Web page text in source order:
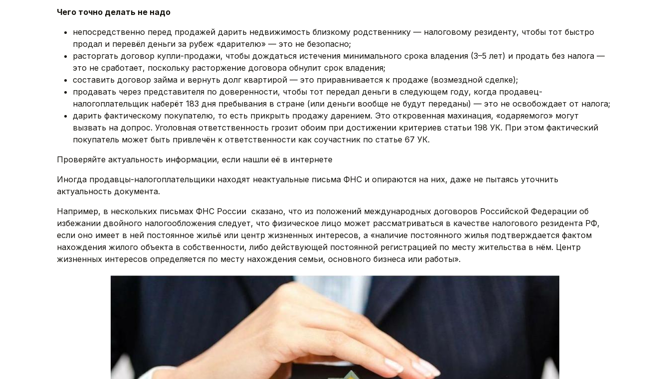
Чего точно делать не надо
непосредственно перед продажей дарить недвижимость близкому родственнику — налоговому резиденту, чтобы тот быстро
продал и перевёл деньги за рубеж «дарителю» — это не безопасно;
расторгать договор купли-продажи, чтобы дождаться истечения минимального срока владения (3–5 лет) и продать без налога —
это не сработает, поскольку расторжение договора обнулит срок владения;
составить договор займа и вернуть долг квартирой — это приравнивается к продаже (возмездной сделке);
продавать через представителя по доверенности, чтобы тот передал деньги в следующем году, когда продавец-
налогоплательщик наберёт 183 дня пребывания в стране (или деньги вообще не будут переданы) — это не освобождает от налога;
дарить фактическому покупателю, то есть прикрыть продажу дарением. Это откровенная махинация, «одаряемого» могут
вызвать на допрос. Уголовная ответственность грозит обоим при достижении критериев статьи 198 УК. При этом фактический
покупатель может быть привлечён к ответственности как соучастник по статье 67 УК.
Проверяйте актуальность информации, если нашли её в интернете
Иногда продaвцы-налогоплaтельщики находят неактуальные письма ФНС и опираются на них, даже не пытаясь уточнить
актуальность документа.
Например, в нескольких письмах ФНС России сказано, что из положений международных договоров Российской Федерации об
избежании двойного налогообложения следует, что физическое лицо может рассматриваться в качестве налогового резидента РФ,
если оно имеет в ней постоянное жильё или центр жизненных интересов, а «наличие постоянного жилья подтверждается фактом
нахождения жилого объекта в собственности, либо действующей постоянной регистрацией по месту жительства в нём. Центр
жизненных интересов определяется по месту нахождения семьи, основного бизнеса или работы».